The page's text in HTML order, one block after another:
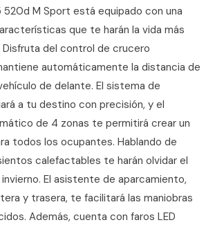
520d M Sport está equipado con una
que te harán la vida más
del control de crucero
automáticamente la distancia de
de delante. El sistema de
a tu destino con precisión, y el
de 4 zonas te permitirá crear un
todos los ocupantes. Hablando de
calefactables te harán olvidar el
El asistente de aparcamiento,
y trasera, te facilitará las maniobras
Además, cuenta con faros LED